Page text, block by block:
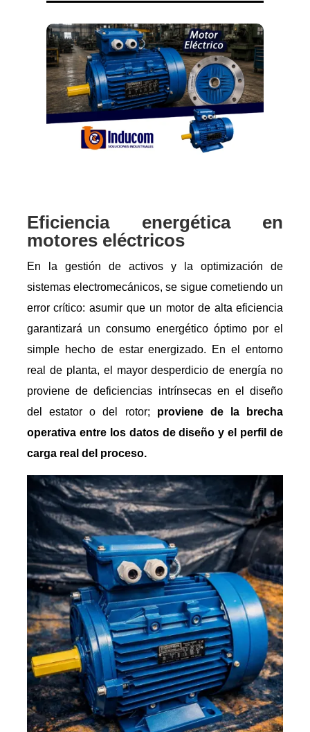
Eficiencia energética en
motores eléctricos
En la gestión de activos y la optimización de
sistemas electromecánicos, se sigue cometiendo un
error crítico: asumir que un motor de alta eficiencia
garantizará un consumo energético óptimo por el
simple hecho de estar energizado. En el entorno
real de planta, el mayor desperdicio de energía no
proviene de deficiencias intrínsecas en el diseño
del estator o del rotor; proviene de la brecha
operativa entre los datos de diseño y el perfil de
carga real del proceso.